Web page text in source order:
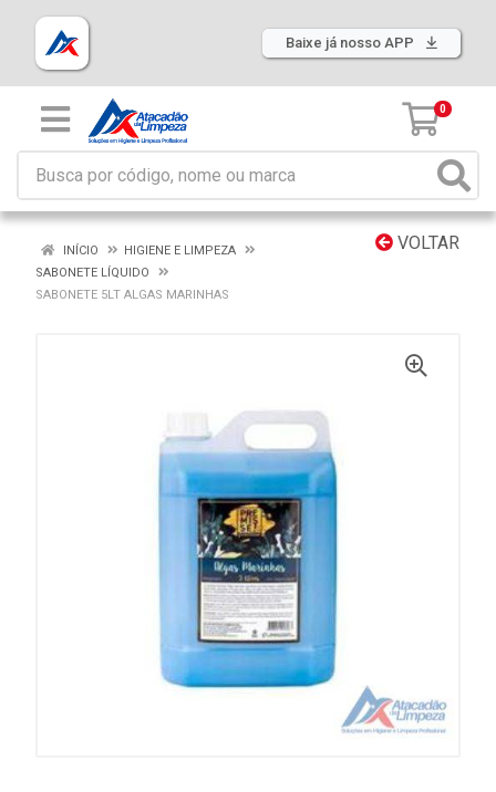
Baixe já nosso APP
0
VOLTAR
INÍCIO
HIGIENE E LIMPEZA
SABONETE LÍQUIDO
SABONETE 5LT ALGAS MARINHAS